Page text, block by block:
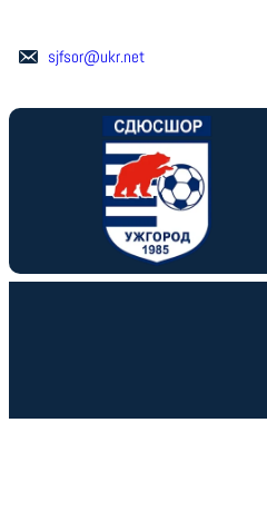
вмістуsjfsor@ukr.net